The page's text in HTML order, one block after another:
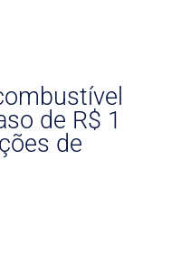
de R$ 1
de